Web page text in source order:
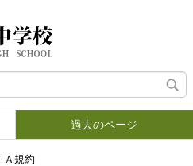
過去のページ
Ａ規約